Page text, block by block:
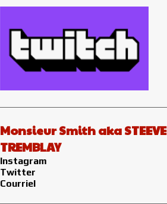
Monsieur Smith aka STEEVE
TREMBLAY
Instagram
Twitter
Courriel